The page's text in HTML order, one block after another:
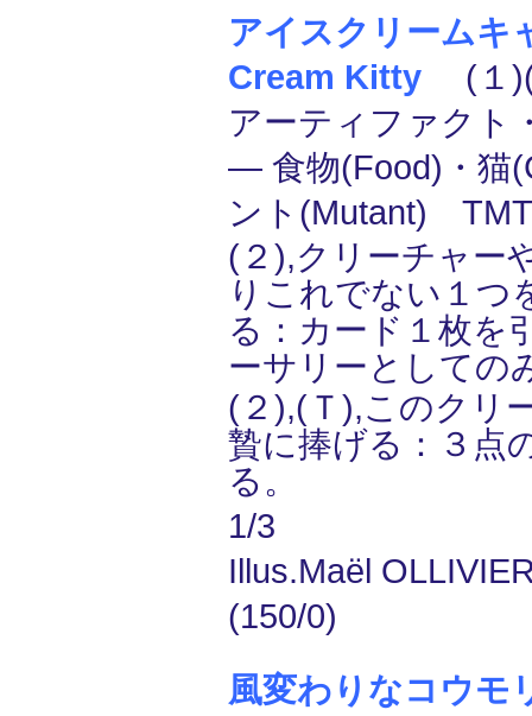
アイスクリームキ
Cream Kitty (１)(
アーティファクト
― 食物(Food)・猫
ント(Mutant)
(２),クリーチャー
りこれでない１つ
る：カード１枚を
ーサリーとしての
(２),(Ｔ),このクリ
贄に捧げる：３点
る。
1/3
Illus.Maël
(150/0)
風変わりなコウモ